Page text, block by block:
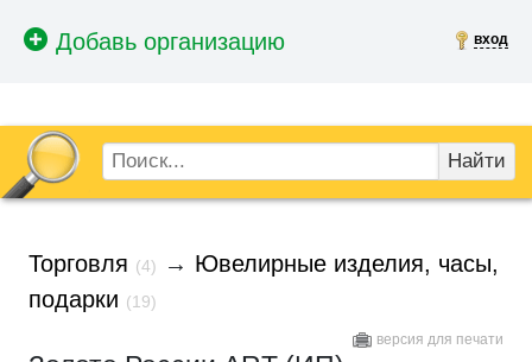
вход
Найти
Торговля (4) → Ювелирные изделия, часы,
подарки (19)
версия для печати